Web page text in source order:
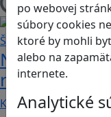
po webovej
súbory cookies
ktoré by mohli
alebo na
internete.
Analytické
Načítam blogy
Návod pre
rodičovského
Kvalitné aplikácie,